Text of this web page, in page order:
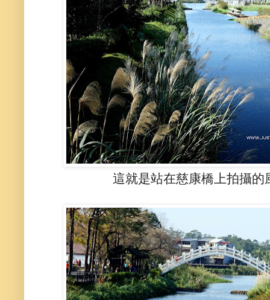
這就是站在慈康橋上拍攝